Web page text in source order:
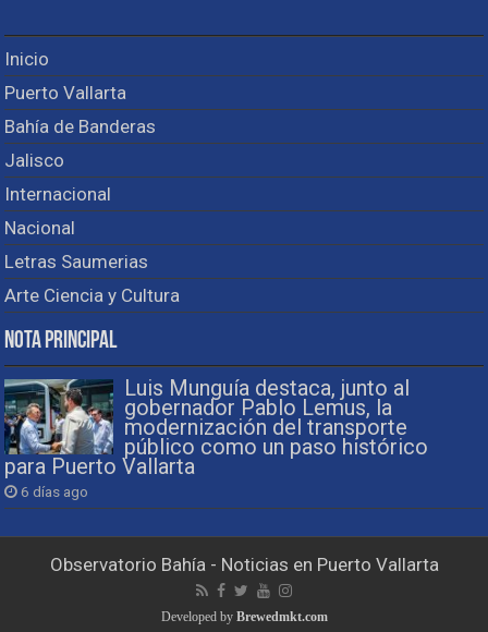
Inicio
Puerto Vallarta
Bahía de Banderas
Jalisco
Internacional
Nacional
Letras Saumerias
Arte Ciencia y Cultura
Nota Principal
Luis Munguía destaca, junto al
gobernador Pablo Lemus, la
modernización del transporte
público como un paso histórico
para Puerto Vallarta
6 días ago
Observatorio Bahía - Noticias en Puerto Vallarta
Developed by Brewedmkt.com